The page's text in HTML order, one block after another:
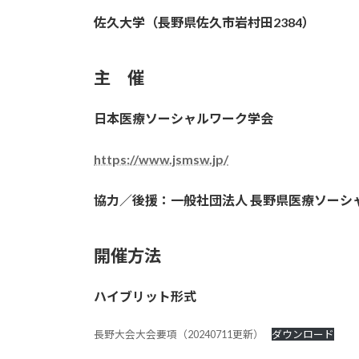
佐久大学（長野県佐久市岩村田2384）
主 催
日本医療ソーシャルワーク学会
https://www.jsmsw.jp/
協力／後援：一般社団法人 長野県医療ソーシ
開催方法
ハイブリット形式
長野大会大会要項（20240711更新） ダウンロード